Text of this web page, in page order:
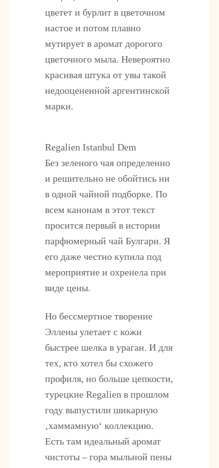
цветет и бурлит в цветочном
настое и потом плавно
мутирует в аромат дорогого
цветочного мыла. Невероятно
красивая штука от увы такой
недооцененной аргентинской
марки.
Regalien Istanbul Dem
Без зеленого чая определенно
и решительно не обойтись ни
в одной чайной подборке. По
всем канонам в этот текст
просится первый в истории
парфюмерный чай Булгари. Я
его даже честно купила под
мероприятие и охренела при
виде цены.
Но бессмертное творение
Эллены улетает с кожи
быстрее шелка в ураган. И для
тех, кто хотел бы схожего
профиля, но больше цепкости,
турецкие Regalien в прошлом
году выпустили шикарную
‚хаммамную‘ коллекцию.
Есть там идеальный аромат
чистоты – гора мыльной пены